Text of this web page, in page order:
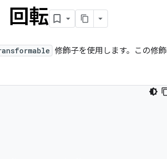
回転
修飾子を使用します。この修飾